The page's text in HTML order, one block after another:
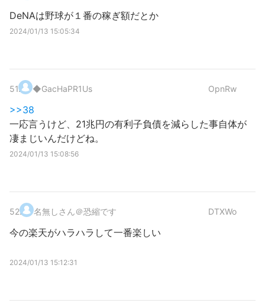
DeNAは野球が１番の稼ぎ額だとか
2024/01/13 15:05:34
51. ◆GacHaPR1Us OpnRw
>>38
一応言うけど、21兆円の有利子負債を減らした事自体が
凄まじいんだけどね。
2024/01/13 15:08:56
52. 名無しさん＠恐縮です DTXWo
今の楽天がハラハラして一番楽しい
2024/01/13 15:12:31